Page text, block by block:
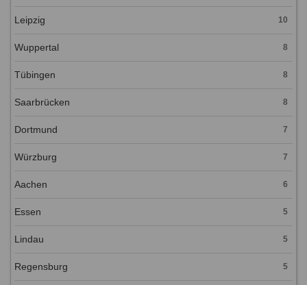
Leipzig 10
Wuppertal 8
Tübingen 8
Saarbrücken 8
Dortmund 7
Würzburg 7
Aachen 6
Essen 5
Lindau 5
Regensburg 5